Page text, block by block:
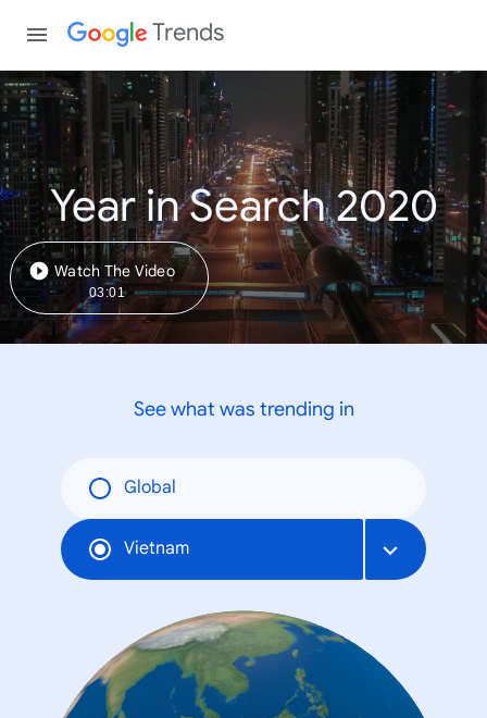
Trends
Year in Search 2020
Watch The Video
03:01
See what was trending in
Global
Vietnam